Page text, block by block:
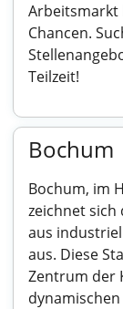
Arbeitsmarkt
Chancen.
Teilzeit!
Bochum
Bochum, im
zeichnet
aus
aus. Diese
Zentrum der